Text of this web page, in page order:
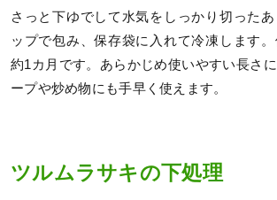
さっと下ゆでして水気をしっかり切った
ップで包み、保存袋に入れて冷凍します
約1カ月です。あらかじめ使いやすい長さ
ープや炒め物にも手早く使えます。
ツルムラサキの下処理